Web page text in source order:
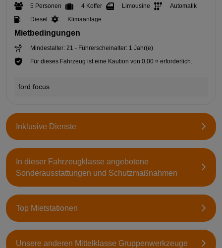
5 Personen 4 Koffer Limousine
Automatik
Diesel
Klimaanlage
Mietbedingungen
Mindestalter: 21 - Führerscheinalter: 1 Jahr(e)
Für dieses Fahrzeug ist eine Kaution von 0,00 ¤ erforderlich.
ford focus
Inklusive Dienste
In dieser Fahrzeugklasse angebotene
Sonderausstattungen und Schutzmaßnahmen
Top Mietstationen
Unsere anderen Mittelklasse Gruppenwerkzeuge